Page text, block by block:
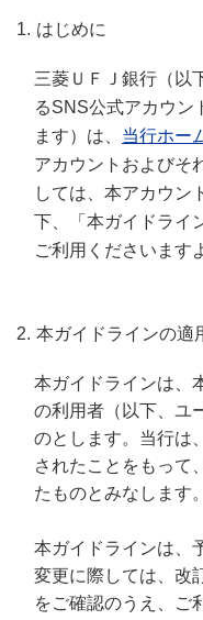
はじめに
三菱ＵＦＪ銀行（以
るSNS公式アカウン
ます）は、 当行ホー
アカウントおよびそ
しては、本アカウン
下、「本ガイドライ
ご利用くださいます
本ガイドラインの適
本ガイドラインは、
の利用者（以下、ユ
のとします。当行は
されたことをもって
たものとみなします。
本ガイドラインは、
変更に際しては、改
をご確認のうえ、ご